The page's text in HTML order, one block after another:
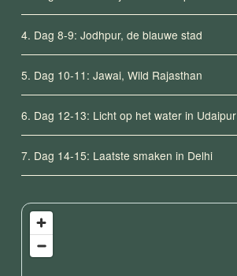
4. Dag 8-9: Jodhpur, de blauwe stad
5. Dag 10-11: Jawai, Wild Rajasthan
6. Dag 12-13: Licht op het water in Udaipur
7. Dag 14-15: Laatste smaken in Delhi